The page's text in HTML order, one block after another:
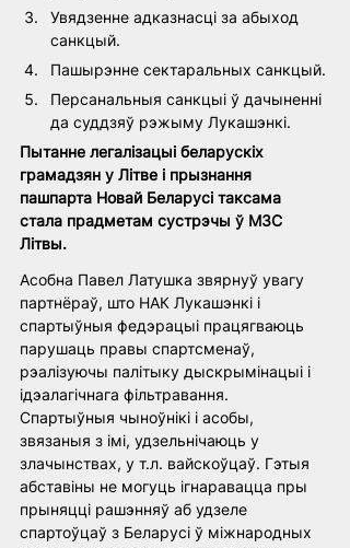
Увядзенне адказнасці за абыход
санкцый.
Пашырэнне сектаральных санкцый.
Персанальныя санкцыі ў дачыненні
да суддзяў рэжыму Лукашэнкі.
Пытанне легалізацыі беларускіх
грамадзян у Літве і прызнання
пашпарта Новай Беларусі таксама
стала прадметам сустрэчы ў МЗС
Літвы.
Асобна Павел Латушка звярнуў увагу
партнёраў, што НАК Лукашэнкі і
спартыўныя федэрацыі працягваюць
парушаць правы спартсменаў,
рэалізуючы палітыку дыскрымінацыі і
ідэалагічнага фільтравання.
Спартыўныя чыноўнікі і асобы,
звязаныя з імі, удзельнічаюць у
злачынствах, у т.л. вайскоўцаў. Гэтыя
абставіны не могуць ігнаравацца пры
прыняцці рашэнняў аб удзеле
спартоўцаў з Беларусі ў міжнародных